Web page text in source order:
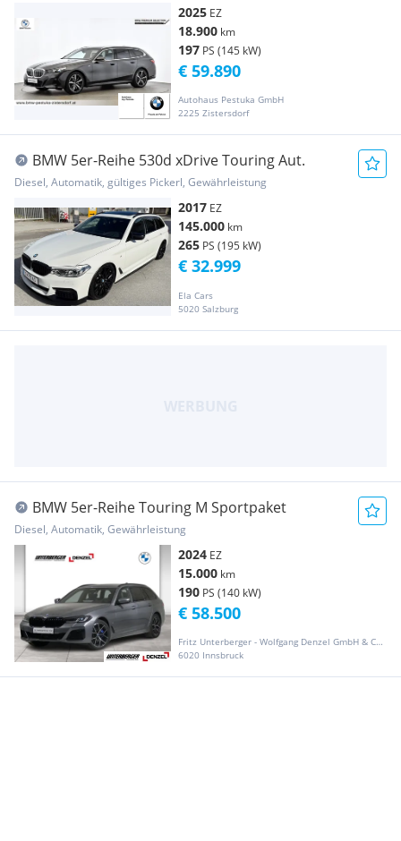
2025 EZ
18.900 km
197 PS (145 kW)
Autohaus Pestuka GmbH
2225 Zistersdorf
€ 59.890
BMW 5er-Reihe 530d xDrive Touring Aut.
Diesel, Automatik, gültiges Pickerl, Gewährleistung
2017 EZ
145.000 km
265 PS (195 kW)
Ela Cars
5020 Salzburg
€ 32.999
BMW 5er-Reihe Touring M Sportpaket
Diesel, Automatik, Gewährleistung
2024 EZ
15.000 km
190 PS (140 kW)
Fritz Unterberger - Wolfgang Denzel GmbH & CO KG
6020 Innsbruck
€ 58.500